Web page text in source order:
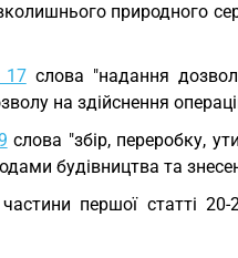
природного
17слова "надання
на здійснення
слова "збір, переробку,
будівництва та
першої статті 20-